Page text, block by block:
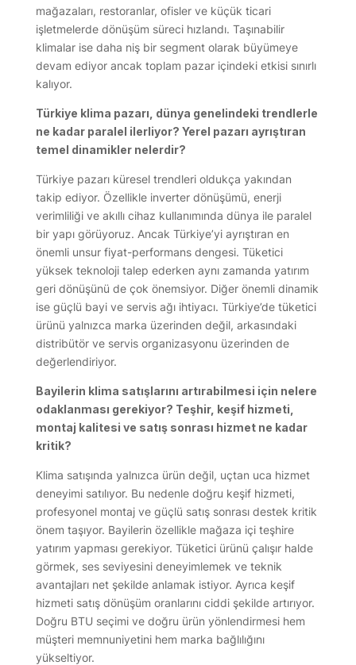
mağazaları, restoranlar, ofisler ve küçük ticari
işletmelerde dönüşüm süreci hızlandı. Taşınabilir
klimalar ise daha niş bir segment olarak büyümeye
devam ediyor ancak toplam pazar içindeki etkisi sınırlı
kalıyor.
Türkiye klima pazarı, dünya genelindeki trendlerle
ne kadar paralel ilerliyor? Yerel pazarı ayrıştıran
temel dinamikler nelerdir?
Türkiye pazarı küresel trendleri oldukça yakından
takip ediyor. Özellikle inverter dönüşümü, enerji
verimliliği ve akıllı cihaz kullanımında dünya ile paralel
bir yapı görüyoruz. Ancak Türkiye’yi ayrıştıran en
önemli unsur fiyat-performans dengesi. Tüketici
yüksek teknoloji talep ederken aynı zamanda yatırım
geri dönüşünü de çok önemsiyor. Diğer önemli dinamik
ise güçlü bayi ve servis ağı ihtiyacı. Türkiye’de tüketici
ürünü yalnızca marka üzerinden değil, arkasındaki
distribütör ve servis organizasyonu üzerinden de
değerlendiriyor.
Bayilerin klima satışlarını artırabilmesi için nelere
odaklanması gerekiyor? Teşhir, keşif hizmeti,
montaj kalitesi ve satış sonrası hizmet ne kadar
kritik?
Klima satışında yalnızca ürün değil, uçtan uca hizmet
deneyimi satılıyor. Bu nedenle doğru keşif hizmeti,
profesyonel montaj ve güçlü satış sonrası destek kritik
önem taşıyor. Bayilerin özellikle mağaza içi teşhire
yatırım yapması gerekiyor. Tüketici ürünü çalışır halde
görmek, ses seviyesini deneyimlemek ve teknik
avantajları net şekilde anlamak istiyor. Ayrıca keşif
hizmeti satış dönüşüm oranlarını ciddi şekilde artırıyor.
Doğru BTU seçimi ve doğru ürün yönlendirmesi hem
müşteri memnuniyetini hem marka bağlılığını
yükseltiyor.